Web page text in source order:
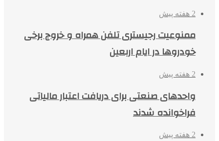
2 هفته پیش
ممنوعیت رجیستری تلفن همراه و خروج برخی
خودروها در ایام اربعین
2 هفته پیش
واحدهای صنعتی برای دریافت اعتبار مالیاتی
فراخوانده شدند
2 هفته پیش